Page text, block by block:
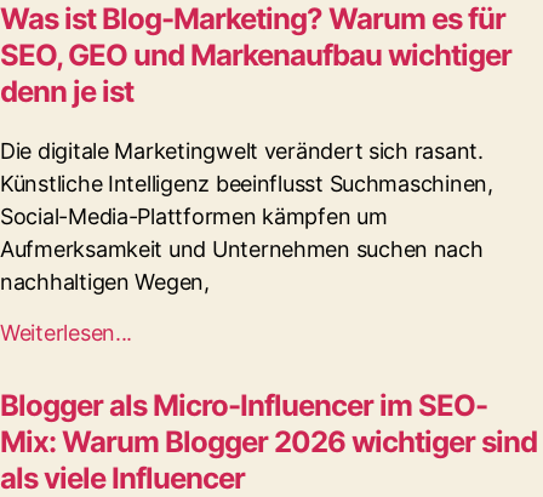
Was ist Blog-Marketing? Warum es für
SEO, GEO und Markenaufbau wichtiger
denn je ist
Die digitale Marketingwelt verändert sich rasant.
Künstliche Intelligenz beeinflusst Suchmaschinen,
Social-Media-Plattformen kämpfen um
Aufmerksamkeit und Unternehmen suchen nach
nachhaltigen Wegen,
Weiterlesen...
Blogger als Micro-Influencer im SEO-
Mix: Warum Blogger 2026 wichtiger sind
als viele Influencer